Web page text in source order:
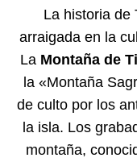
La historia de
arraigada en la
La Montaña de
la «Montaña
de culto por los
la isla. Los
montaña,